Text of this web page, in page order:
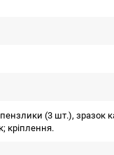
(3 шт.), зразок
кріплення.